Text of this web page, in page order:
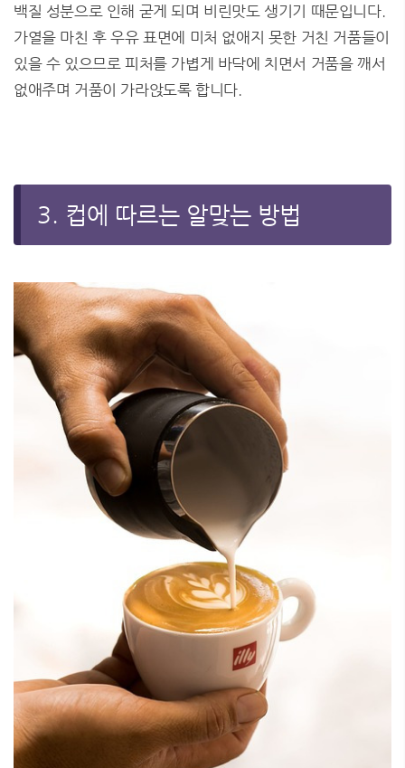
백질 성분으로 인해 굳게 되며 비린맛도 생기기 때문입니다.
가열을 마친 후 우유 표면에 미처 없애지 못한 거친 거품들이
있을 수 있으므로 피처를 가볍게 바닥에 치면서 거품을 깨서
없애주며 거품이 가라앉도록 합니다.
3. 컵에 따르는 알맞는 방법